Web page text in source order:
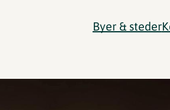
Byer & steder